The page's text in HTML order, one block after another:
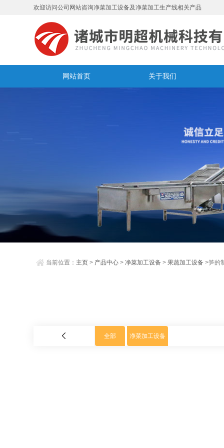
欢迎访问公司网站咨询净菜加工设备及净菜加工生产线相关产品
网站首页 关于我们
当前位置： 主页 > 产品中心 >净菜加工设备 >果蔬加工设备 >笋的
全部 净菜加工设备